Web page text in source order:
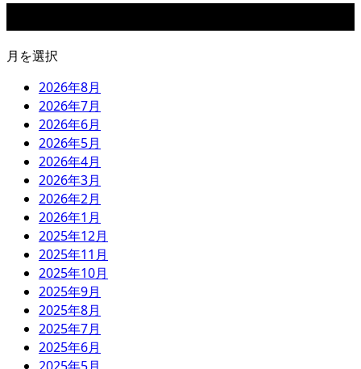
月を選択
2026年8月
2026年7月
2026年6月
2026年5月
2026年4月
2026年3月
2026年2月
2026年1月
2025年12月
2025年11月
2025年10月
2025年9月
2025年8月
2025年7月
2025年6月
2025年5月